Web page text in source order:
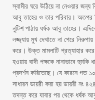
স্বামীর ঘরে উঠিয়ে না নেওয়ার জন্য
আবু তাহের ও তার পরিবার। অতপর
নুটিশ পাঠায় ধর্ষক আবু তাহের।
লজ্জ্যায় মুখ দেখাতে না পেরে
করে। উক্ত মামলাটি প্রত্যাহার
হওয়ায় বাদী পক্ষকে নানাভাবে হুমকি
প্রদর্শন করিতেছে। যে কারনে গত
সাধারন ডায়রী করা হয় ডায়রী নং
তদন্ত করে যাবার পর থেকে ধর্ষক আবু